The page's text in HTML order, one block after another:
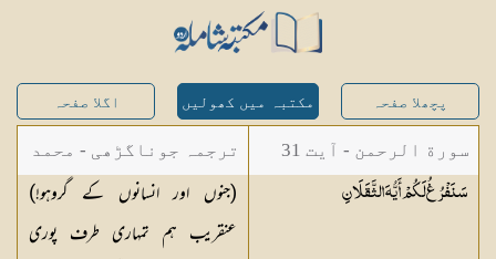
پچھلا صفحہ مکتبہ میں کھولیں اگلا صفحہ
سورة الرحمن - آیت 31
سَنَفْرُغُ لَكُمْ أَيُّهَالثَّقَلَانِ
ترجمہ جوناگڑھی - محمد
جونا گڑھی
(جنوں اور انسانوں کے گروہو!)
عنقریب ہم تمہاری طرف پوری